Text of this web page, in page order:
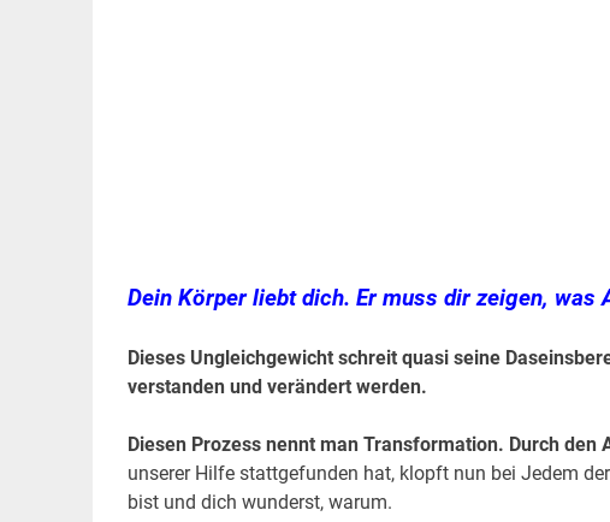
Dein Körper liebt dich. Er muss dir zeigen,
Dieses Ungleichgewicht schreit quasi seine
verstanden und verändert werden.
Diesen Prozess nennt man Transformation. Durch
unserer Hilfe stattgefunden hat, klopft nun bei Jedem
bist und dich wunderst, warum.